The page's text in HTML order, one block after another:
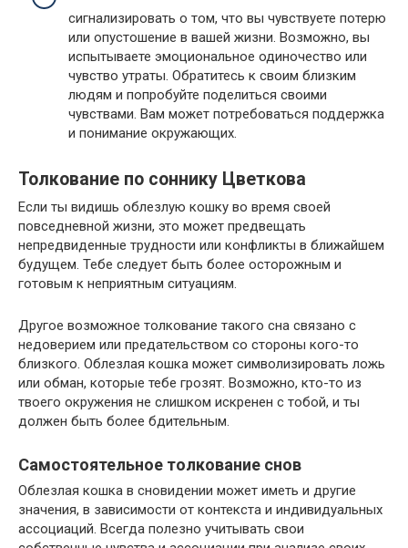
сигнализировать о том, что вы чувствуете потерю
или опустошение в вашей жизни. Возможно, вы
испытываете эмоциональное одиночество или
чувство утраты. Обратитесь к своим близким
людям и попробуйте поделиться своими
чувствами. Вам может потребоваться поддержка
и понимание окружающих.
Толкование по соннику Цветкова
Если ты видишь облезлую кошку во время своей
повседневной жизни, это может предвещать
непредвиденные трудности или конфликты в ближайшем
будущем. Тебе следует быть более осторожным и
готовым к неприятным ситуациям.
Другое возможное толкование такого сна связано с
недоверием или предательством со стороны кого-то
близкого. Облезлая кошка может символизировать ложь
или обман, которые тебе грозят. Возможно, кто-то из
твоего окружения не слишком искренен с тобой, и ты
должен быть более бдительным.
Самостоятельное толкование снов
Облезлая кошка в сновидении может иметь и другие
значения, в зависимости от контекста и индивидуальных
ассоциаций. Всегда полезно учитывать свои